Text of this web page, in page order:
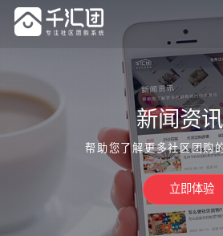
新闻资讯
帮助您了解更多社区团购
立即体验